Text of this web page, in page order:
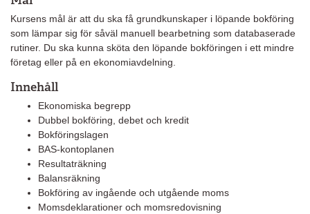
Kursens mål är att du ska få grundkunskaper i löpande bokföring
som lämpar sig för såväl manuell bearbetning som databaserade
rutiner. Du ska kunna sköta den löpande bokföringen i ett mindre
företag eller på en ekonomiavdelning.
Innehåll
Ekonomiska begrepp
Dubbel bokföring, debet och kredit
Bokföringslagen
BAS-kontoplanen
Resultaträkning
Balansräkning
Bokföring av ingående och utgående moms
Momsdeklarationer och momsredovisning